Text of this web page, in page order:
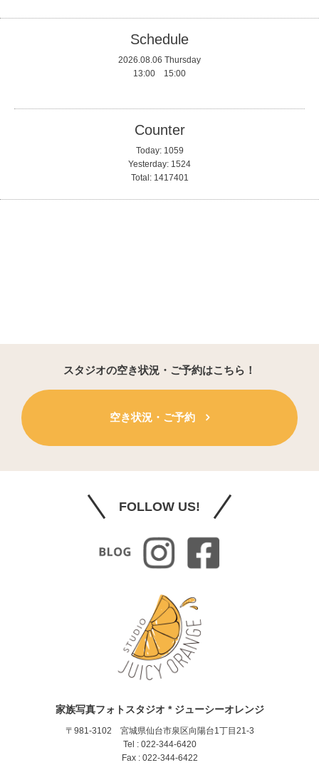
Schedule
2026.08.06 Thursday
13:00 15:00
Counter
Today: 1059
Yesterday: 1524
Total: 1417401
スタジオの空き状況・ご予約はこちら！
空き状況・ご予約
FOLLOW US!
家族写真フォトスタジオ * ジューシーオレンジ
〒981-3102 宮城県仙台市泉区向陽台1丁目21-3
Tel : 022-344-6420
Fax : 022-344-6422